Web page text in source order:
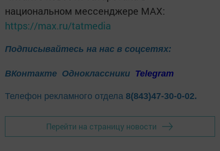
национальном мессенджере MАХ:
https://max.ru/tatmedia
Подписывайтесь на нас в соцсетях:
ВКонтакте Одноклассники Telegram
Телефон рекламного отдела 8(843)47-30-0-02.
Перейти на страницу новости